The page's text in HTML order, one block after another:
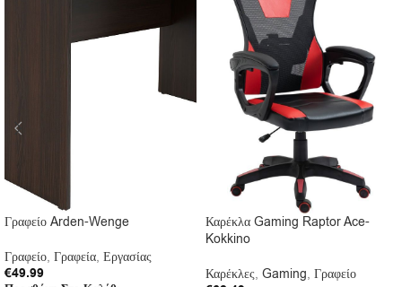
Γραφείο Arden-Wenge
Γραφείο, Γραφεία, Εργασίας
€49.99
Καρέκλα Gaming Raptor Ace-
Kokkino
Καρέκλες, Gaming, Γραφείο